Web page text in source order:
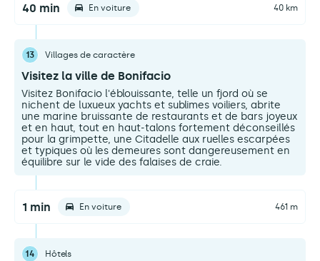
40 min En voiture 40 km
13 Villages de caractère
Visitez la ville de Bonifacio
Visitez Bonifacio l'éblouissante, telle un fjord où se
nichent de luxueux yachts et sublimes voiliers, abrite
une marine bruissante de restaurants et de bars joyeux
et en haut, tout en haut-talons fortement déconseillés
pour la grimpette, une Citadelle aux ruelles escarpées
et typiques où les demeures sont dangereusement en
équilibre sur le vide des falaises de craie.
1 min En voiture 461 m
14 Hôtels